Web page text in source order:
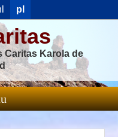
pl
Caritas Karola de